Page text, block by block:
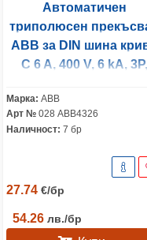
Автоматичен
триполюсен
ABB за DIN шина
C 6 A, 400 V, 6 kA, 3P,
Марка: ABB
Арт № 028 ABB4326
Наличност: 7 бр
27.74 €/бр
54.26 лв./бр